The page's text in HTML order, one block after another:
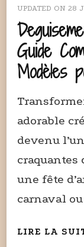
UPDATED ON 28
Guide
Modèles
adorable
devenu
craquantes
une fête
carnaval
LIRE LA